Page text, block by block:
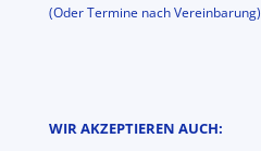
(Oder Termine nach Vereinbarung)
WIR AKZEPTIEREN AUCH: